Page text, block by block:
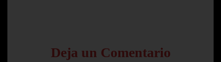
Deja un Comentario